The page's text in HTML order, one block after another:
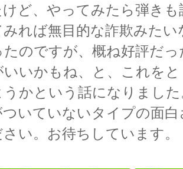
けど、やってみたら弾き
みれば無目的な詐欺みた
たのですが、概ね好評だ
いかもね、と、これを
かという話になりました
ついていないタイプの面
い。お待ちしています。